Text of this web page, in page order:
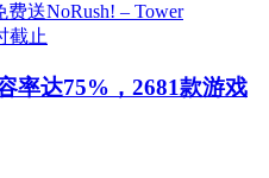
率达75%，2681款游戏